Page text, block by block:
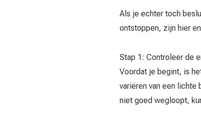
Als je echter toch
ontstoppen, zijn hier
Stap 1: Controleer de
Voordat je begint, is
variëren van een
niet goed wegloopt,